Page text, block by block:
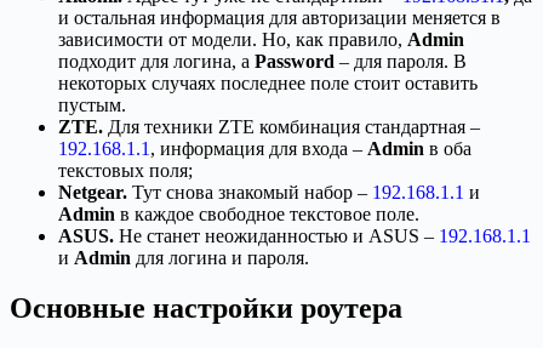
и остальная информация для авторизации меняется в
зависимости от модели. Но, как правило, Admin
подходит для логина, а Password – для пароля. В
некоторых случаях последнее поле стоит оставить
пустым.
ZTE. Для техники ZTE комбинация стандартная –
192.168.1.1 , информация для входа – Admin в оба
текстовых поля;
Netgear. Тут снова знакомый набор – 192.168.1.1 и
Admin в каждое свободное текстовое поле.
ASUS. Не станет неожиданностью и ASUS – 192.168.1.1
и Admin для логина и пароля.
Основные настройки роутера